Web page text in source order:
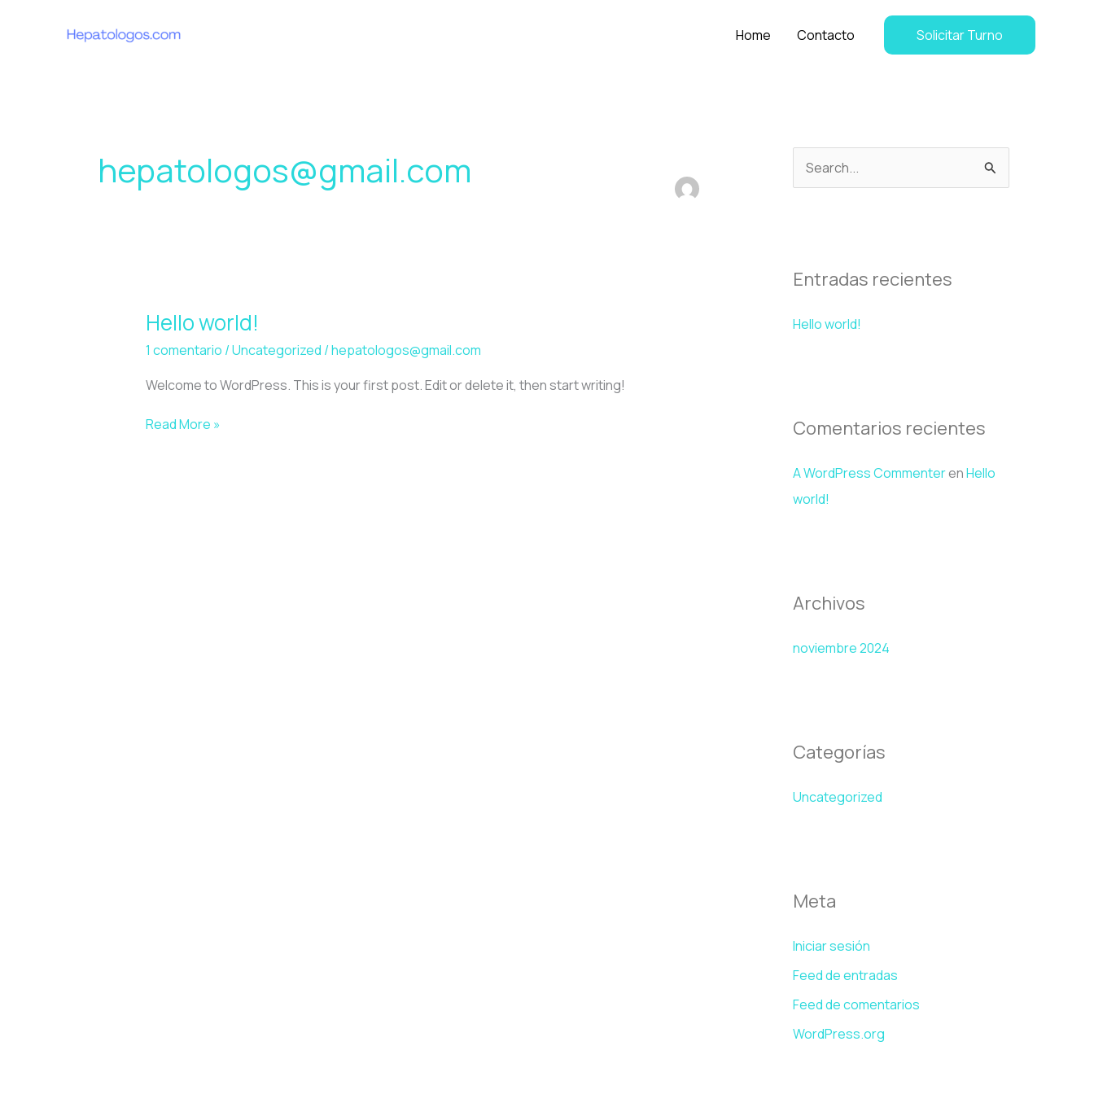
Home Contacto Solicitar Turno
hepatologos@gmail.com
Hello world!
1 comentario /Uncategorized /hepatologos@gmail.com
Welcome to WordPress. This is your first post. Edit or delete it, then start writing!
Hello
Read More »
a
p
Entradas recientes
Hello world!
Comentarios recientes
A WordPress CommenterenHello
world!
Archivos
noviembre 2024
Categorías
Uncategorized
Meta
Iniciar sesión
Feed de entradas
Feed de comentarios
WordPress.org